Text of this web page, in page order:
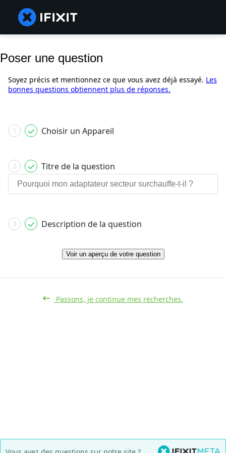
Poser une question
Soyez précis et mentionnez ce que vous avez déjà essayé. Les
bonnes questions obtiennent plus de réponses.
1 Choisir un Appareil
2 Titre de la question
3 Description de la question
Voir un aperçu de votre question
Passons, je continue mes recherches.